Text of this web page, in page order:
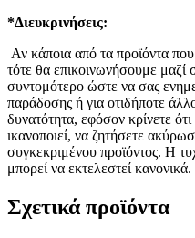
*Διευκρινήσεις:
Αν κάποια από τα προϊόντα που
τότε θα επικοινωνήσουμε
συντομότερο ώστε να σας
παράδοσης ή για οτιδήποτε
δυνατότητα, εφόσον κρίνετε
ικανοποιεί, να ζητήσετε
συγκεκριμένου προϊόντος. Η
μπορεί να εκτελεστεί κανονικά.
Σχετικά προϊόντα